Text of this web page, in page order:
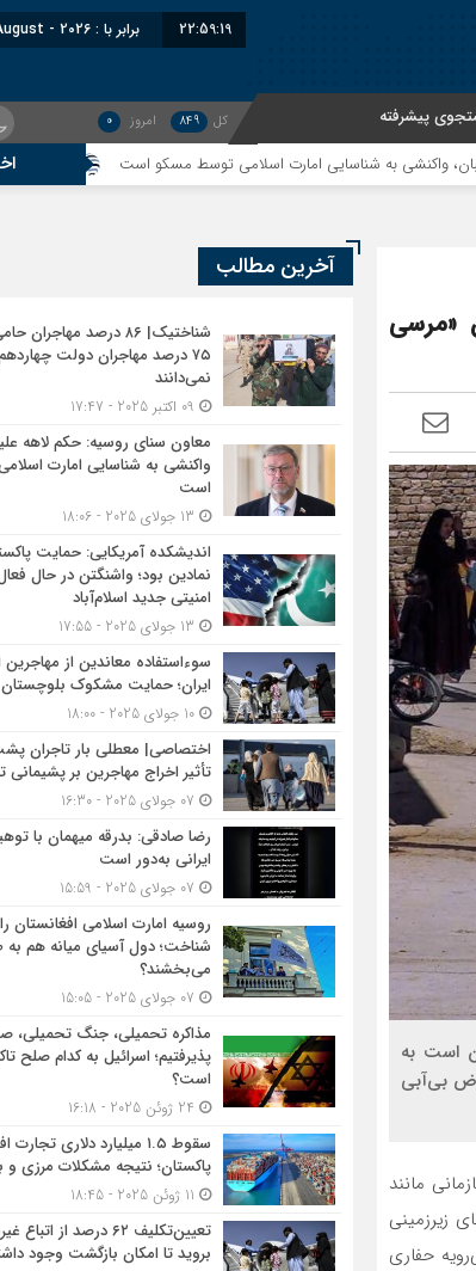
22:59:19 برابر با : Friday - 7 August - 2026
پیشرفته کل 849 امروز 0
شناسایی امارت اسلامی توسط مسکو است اندیشکده آمریکایی:
هشدار سازمان «مرسی
افت منابع آب زیرزمینی ادامه یابد، کابل تا سال ۲۰۳۰ ممکن است به
در معرض بی‌آبی
مانند
زیرزمینی
حفاری
آخرین مطالب
شناختیک| ۸۶ درصد
۷۵ درصد مهاجران دولت
نمی‌دانند
معاون سنای روسیه: حکم لاهه
واکنشی به شناسایی امارت
است
اندیشکده آمریکایی: حمایت
نمادین بود؛ واشنگتن در حال
امنیتی جدید اسلام‌آباد
سوءاستفاده معاندین از
ایران؛ حمایت مشکوک بلوچستان
10 جولای 2025 - 18:00
اختصاصی| معطلی بار تاجران
تأثیر اخراج مهاجرین بر پشیمانی
رضا صادقی: بدرقه میهمان با
ایرانی به‌دور است
روسیه امارت اسلامی افغانستان
شناخت؛ دول آسیای میانه هم به
می‎‌بخشند؟
مذاکره تحمیلی، جنگ تحمیلی،
پذیرفتیم؛ اسرائیل به کدام صلح
است؟
سقوط ۱.۵ میلیارد دلاری
پاکستان؛ نتیجه مشکلات مرزی
تعیین‌تکلیف ۶۲ درصد از
بروید تا امکان بازگشت وجود